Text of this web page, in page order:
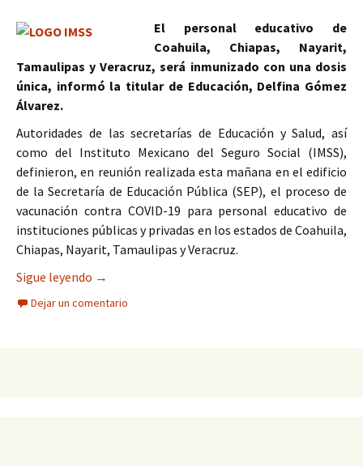
El personal educativo de
Coahuila, Chiapas, Nayarit,
Tamaulipas y Veracruz, será inmunizado con una dosis
única, informó la titular de Educación, Delfina Gómez
Álvarez.
Autoridades de las secretarías de Educación y Salud, así
como del Instituto Mexicano del Seguro Social (IMSS),
definieron, en reunión realizada esta mañana en el edificio
de la Secretaría de Educación Pública (SEP), el proceso de
vacunación contra COVID-19 para personal educativo de
instituciones públicas y privadas en los estados de Coahuila,
Chiapas, Nayarit, Tamaulipas y Veracruz.
Sigue leyendo Definen Educación, IMSS y Salud proceso de
→
Dejar un comentario